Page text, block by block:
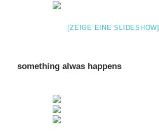
[ZEIGE EINE SLIDESHOW]
something alwas happens